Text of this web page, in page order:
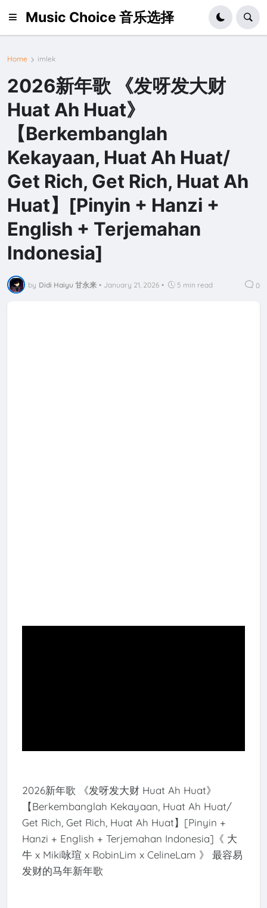
Music Choice 音乐选择
Home imlek
2026新年歌 《发呀发大财
Huat Ah Huat》
【Berkembanglah
Kekayaan, Huat Ah Huat/
Get Rich, Get Rich, Huat Ah
Huat】[Pinyin + Hanzi +
English + Terjemahan
Indonesia]
by Didi Haiyu 甘永来 • January 21, 2026 • 5 min read 0
2026新年歌 《发呀发大财 Huat Ah Huat》
【Berkembanglah Kekayaan, Huat Ah Huat/
Get Rich, Get Rich, Huat Ah Huat】[Pinyin +
Hanzi + English + Terjemahan Indonesia]《 大
牛 x Miki咏瑄 x RobinLim x CelineLam 》 最容易
发财的马年新年歌